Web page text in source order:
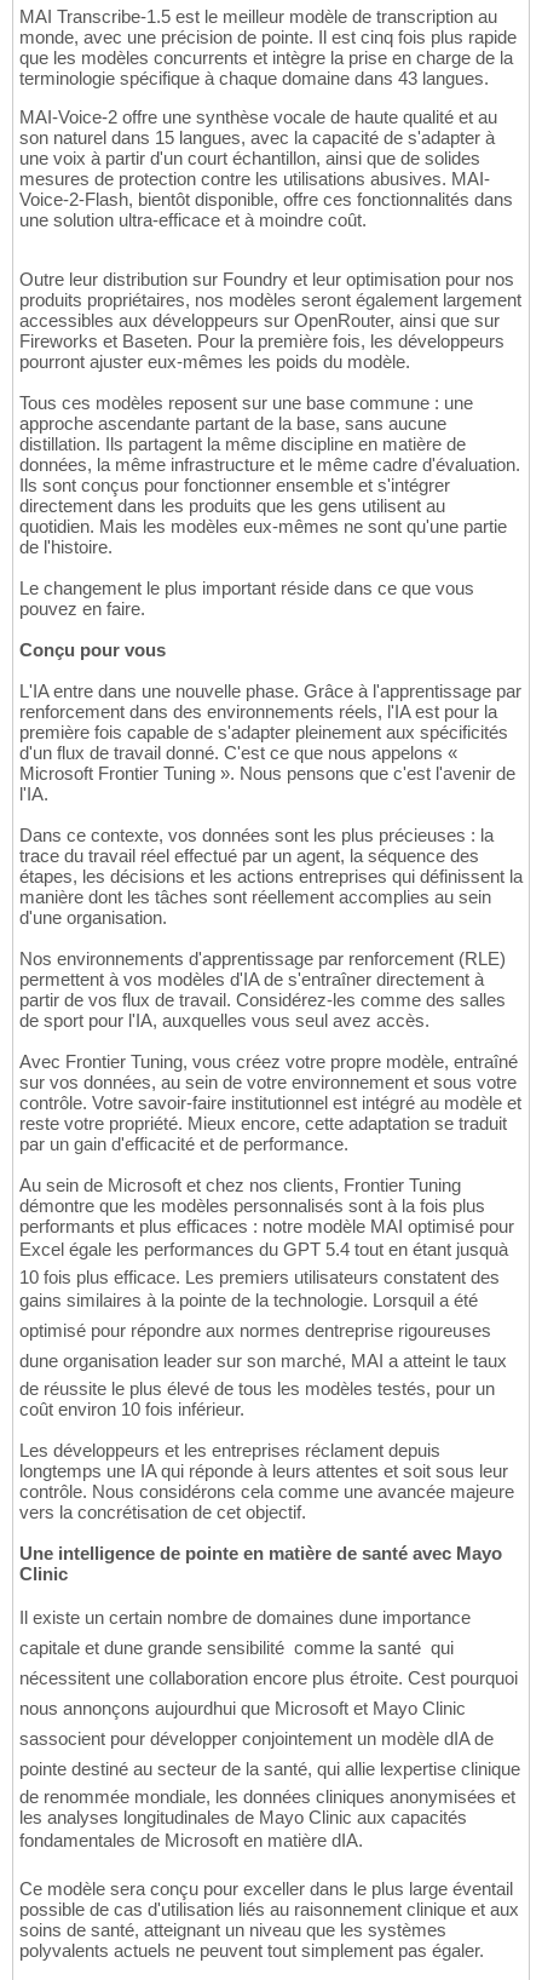
MAI Transcribe-1.5 est le meilleur modèle de transcription au
monde, avec une précision de pointe. Il est cinq fois plus rapide
que les modèles concurrents et intègre la prise en charge de la
terminologie spécifique à chaque domaine dans 43 langues.
MAI-Voice-2 offre une synthèse vocale de haute qualité et au
son naturel dans 15 langues, avec la capacité de s'adapter à
une voix à partir d'un court échantillon, ainsi que de solides
mesures de protection contre les utilisations abusives. MAI-
Voice-2-Flash, bientôt disponible, offre ces fonctionnalités dans
une solution ultra-efficace et à moindre coût.
Outre leur distribution sur Foundry et leur optimisation pour nos
produits propriétaires, nos modèles seront également largement
accessibles aux développeurs sur OpenRouter, ainsi que sur
Fireworks et Baseten. Pour la première fois, les développeurs
pourront ajuster eux-mêmes les poids du modèle.
Tous ces modèles reposent sur une base commune : une
approche ascendante partant de la base, sans aucune
distillation. Ils partagent la même discipline en matière de
données, la même infrastructure et le même cadre d'évaluation.
Ils sont conçus pour fonctionner ensemble et s'intégrer
directement dans les produits que les gens utilisent au
quotidien. Mais les modèles eux-mêmes ne sont qu'une partie
de l'histoire.
Le changement le plus important réside dans ce que vous
pouvez en faire.
Conçu pour vous
L'IA entre dans une nouvelle phase. Grâce à l'apprentissage par
renforcement dans des environnements réels, l'IA est pour la
première fois capable de s'adapter pleinement aux spécificités
d'un flux de travail donné. C'est ce que nous appelons «
Microsoft Frontier Tuning ». Nous pensons que c'est l'avenir de
l'IA.
Dans ce contexte, vos données sont les plus précieuses : la
trace du travail réel effectué par un agent, la séquence des
étapes, les décisions et les actions entreprises qui définissent la
manière dont les tâches sont réellement accomplies au sein
d'une organisation.
Nos environnements d'apprentissage par renforcement (RLE)
permettent à vos modèles d'IA de s'entraîner directement à
partir de vos flux de travail. Considérez-les comme des salles
de sport pour l'IA, auxquelles vous seul avez accès.
Avec Frontier Tuning, vous créez votre propre modèle, entraîné
sur vos données, au sein de votre environnement et sous votre
contrôle. Votre savoir-faire institutionnel est intégré au modèle et
reste votre propriété. Mieux encore, cette adaptation se traduit
par un gain d'efficacité et de performance.
Au sein de Microsoft et chez nos clients, Frontier Tuning
démontre que les modèles personnalisés sont à la fois plus
performants et plus efficaces : notre modèle MAI optimisé pour
Excel égale les performances du GPT 5.4 tout en étant jusquà
10 fois plus efficace. Les premiers utilisateurs constatent des
gains similaires à la pointe de la technologie. Lorsquil a été
optimisé pour répondre aux normes dentreprise rigoureuses
dune organisation leader sur son marché, MAI a atteint le taux
de réussite le plus élevé de tous les modèles testés, pour un
coût environ 10 fois inférieur.
Les développeurs et les entreprises réclament depuis
longtemps une IA qui réponde à leurs attentes et soit sous leur
contrôle. Nous considérons cela comme une avancée majeure
vers la concrétisation de cet objectif.
Une intelligence de pointe en matière de santé avec Mayo
Clinic
Il existe un certain nombre de domaines dune importance
capitale et dune grande sensibilité  comme la santé  qui
nécessitent une collaboration encore plus étroite. Cest pourquoi
nous annonçons aujourdhui que Microsoft et Mayo Clinic
sassocient pour développer conjointement un modèle dIA de
pointe destiné au secteur de la santé, qui allie lexpertise clinique
de renommée mondiale, les données cliniques anonymisées et
les analyses longitudinales de Mayo Clinic aux capacités
fondamentales de Microsoft en matière dIA.
Ce modèle sera conçu pour exceller dans le plus large éventail
possible de cas d'utilisation liés au raisonnement clinique et aux
soins de santé, atteignant un niveau que les systèmes
polyvalents actuels ne peuvent tout simplement pas égaler.